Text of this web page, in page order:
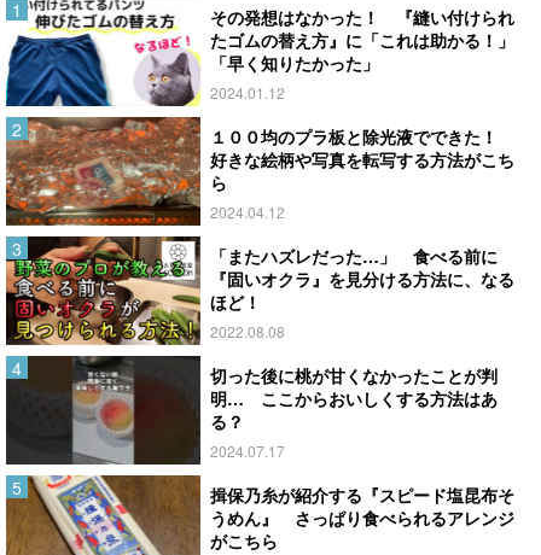
その発想はなかった！ 『縫い付けられ
たゴムの替え方』に「これは助かる！」
「早く知りたかった」
2024.01.12
１００均のプラ板と除光液でできた！
好きな絵柄や写真を転写する方法がこち
ら
2024.04.12
「またハズレだった…」 食べる前に
『固いオクラ』を見分ける方法に、なる
ほど！
2022.08.08
切った後に桃が甘くなかったことが判
明… ここからおいしくする方法はあ
る？
2024.07.17
揖保乃糸が紹介する『スピード塩昆布そ
うめん』 さっぱり食べられるアレンジ
がこちら